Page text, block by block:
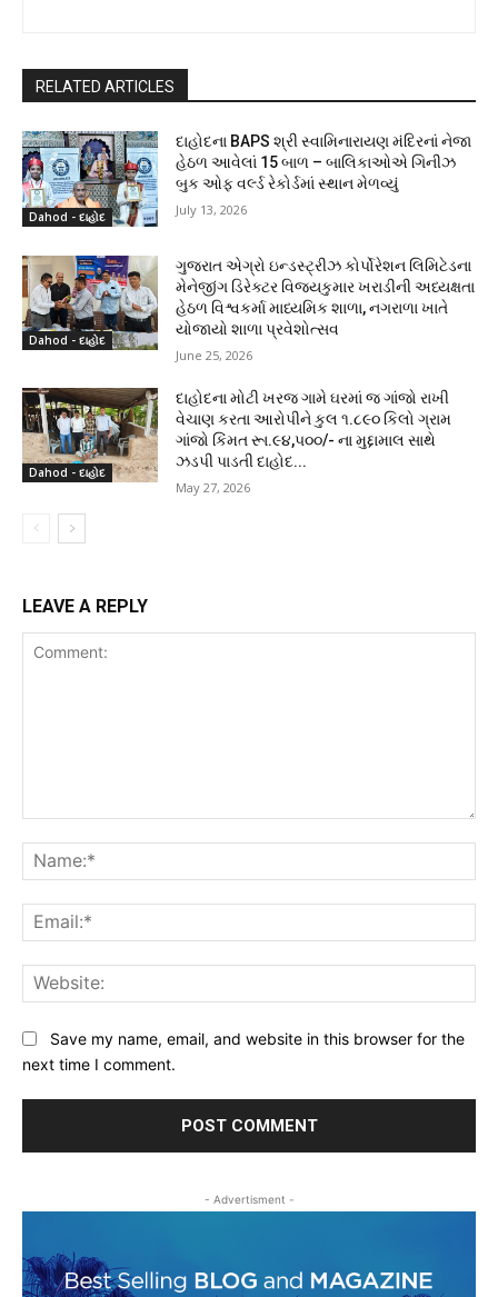
RELATED ARTICLES
Dahod - દાહોદ
દાહોદના BAPS શ્રી સ્વામિનારાયણ મંદિરનાં નેજા
હેઠળ આવેલાં 15 બાળ – બાલિકાઓએ ગિનીઝ
બુક ઓફ વર્લ્ડ રેકોર્ડમાં સ્થાન મેળવ્યું
July 13, 2026
Dahod - દાહોદ
ગુજરાત એગ્રો ઇન્ડસ્ટ્રીઝ કોર્પોરેશન લિમિટેડના
મેનેજીંગ ડિરેક્ટર વિજયકુમાર ખરાડીની અધ્યક્ષતા
હેઠળ વિશ્વકર્મા માધ્યમિક શાળા, નગરાળા ખાતે
યોજાયો શાળા પ્રવેશોત્સવ
June 25, 2026
Dahod - દાહોદ
દાહોદના મોટી ખરજ ગામે ઘરમાં જ ગાંજો રાખી
વેચાણ કરતા આરોપીને કુલ ૧.૮૯૦ કિલો ગ્રામ
ગાંજો કિંમત રૂા.૯૪,૫૦૦/- ના મુદ્દામાલ સાથે
ઝડપી પાડતી દાહોદ...
May 27, 2026
LEAVE A REPLY
Save my name, email, and website in this browser for the
next time I comment.
- Advertisment -